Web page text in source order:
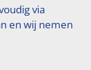
via
en wij nemen